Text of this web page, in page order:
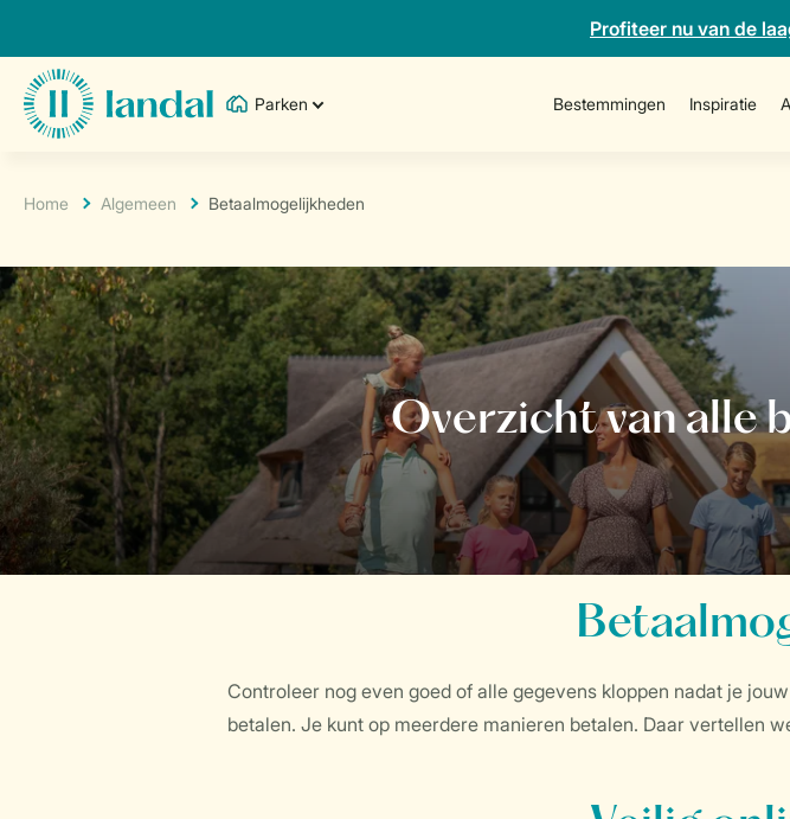
Profiteer nu van de
Parken Bestemmingen Inspiratie
Home Algemeen Betaalmogelijkheden
Controleer nog even goed of alle gegevens kloppen nadat je
betalen. Je kunt op meerdere manieren betalen. Daar vertellen